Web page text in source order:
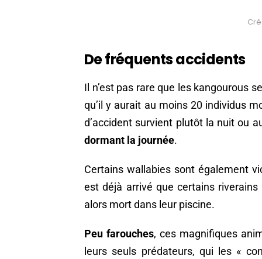
De fréquents accidents
Il n’est pas rare que les kangourous
qu’il y aurait au moins 20 individus
d’accident survient plutôt la nuit ou
dormant la journée.
Certains wallabies sont également
est déjà arrivé que certains
alors mort dans leur piscine.
Peu farouches, ces magnifiques
leurs seuls prédateurs, qui les «